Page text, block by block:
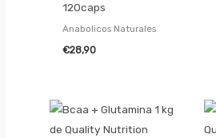
120caps
Anabolicos Naturales
€28,90